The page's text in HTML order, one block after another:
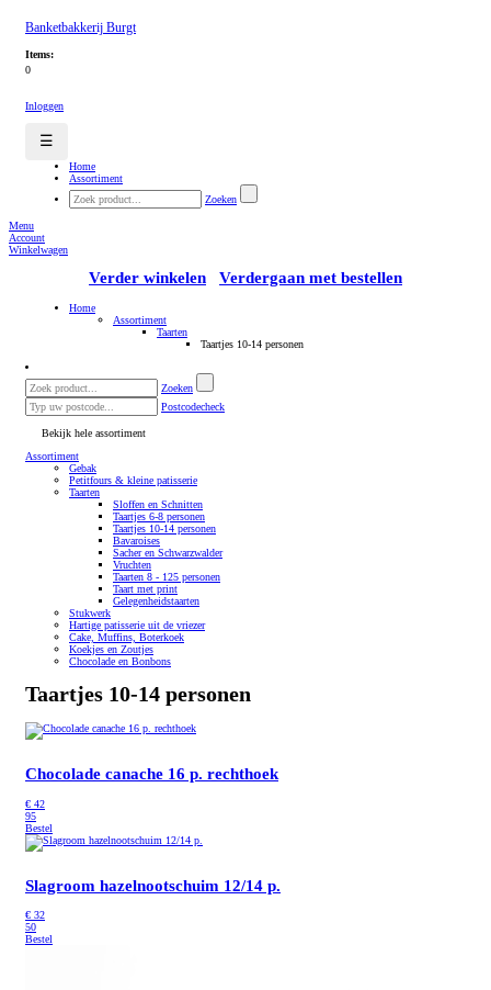
Banketbakkerij Burgt
Items:
0
Inloggen
☰
Home
Assortiment
Zoeken
Menu
Account
Winkelwagen
Verder winkelen Verdergaan met bestellen
Home
Assortiment
Taarten
Taartjes 10-14 personen
Zoeken
Postcodecheck
Bekijk hele assortiment
Assortiment
Gebak
Petitfours & kleine patisserie
Taarten
Sloffen en Schnitten
Taartjes 6-8 personen
Taartjes 10-14 personen
Bavaroises
Sacher en Schwarzwalder
Vruchten
Taarten 8 - 125 personen
Taart met print
Gelegenheidstaarten
Stukwerk
Hartige patisserie uit de vriezer
Cake, Muffins, Boterkoek
Koekjes en Zoutjes
Chocolade en Bonbons
Taartjes 10-14 personen
Chocolade canache 16 p. rechthoek
€ 42
95
Bestel
Slagroom hazelnootschuim 12/14 p.
€ 32
50
Bestel